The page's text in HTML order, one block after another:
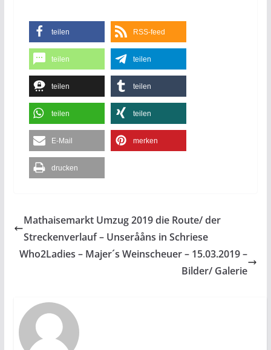
teilen RSS-feed
teilen teilen
teilen teilen
teilen teilen
E-Mail merken
drucken
Mathaisemarkt Umzug 2019 die Route/ der
Streckenverlauf – Unserååns in Schriese
Who2Ladies – Majer´s Weinscheuer – 15.03.2019 –
Bilder/ Galerie